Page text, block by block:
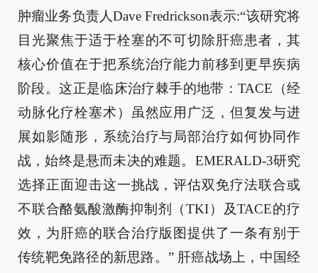
肿瘤业务负责人Dave Fredrickson表示:“该研究将
目光聚焦于适于栓塞的不可切除肝癌患者，其
核心价值在于把系统治疗能力前移到更早疾病
阶段。这正是临床治疗棘手的地带：TACE（经
动脉化疗栓塞术）虽然应用广泛，但复发与进
展如影随形，系统治疗与局部治疗如何协同作
战，始终是悬而未决的难题。EMERALD-3研究
选择正面迎击这一挑战，评估双免疗法联合或
不联合酪氨酸激酶抑制剂（TKI）及TACE的疗
效，为肝癌的联合治疗版图提供了一条有别于
传统靶免路径的新思路。” 肝癌战场上，中国经